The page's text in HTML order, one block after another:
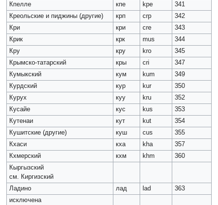
Кпелле
кпе kpe
341
Креольские и пиджины (другие)
крп crp
342
Кри
кри cre
343
Крик
крк mus
344
Кру
кру kro
345
Крымско-татарский
кры cri
347
Кумыкский
кум kum
349
Курдский
кур kur
350
Курух
куу kru
352
Кусайе
кус kus
353
Кутенаи
кут kut
354
Кушитские (другие)
куш cus
355
Кхаси
кха kha
357
Кхмерский
кхм khm
360
Кыргызский
см. Киргизский
Ладино
лад lad
363
исключена